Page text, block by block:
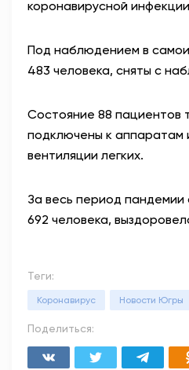
коронавирусной
Под наблюдением в
483 человека, сняты с
Состояние 88 пациентов
подключены к аппаратам
вентиляции легких.
За весь период пандемии
692 человека,
Теги:
Коронавирус Новости Югры
Поделиться: